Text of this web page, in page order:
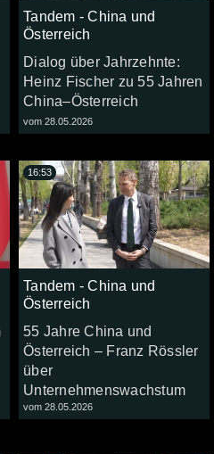
Tandem - China und
Österreich
Dialog über Jahrzehnte:
Heinz Fischer zu 55 Jahren
China–Österreich
vom 28.05.2026
Tandem - China und
Österreich
55 Jahre China und
Österreich – Franz Rössler
über
Unternehmenswachstum
vom 28.05.2026
16:53